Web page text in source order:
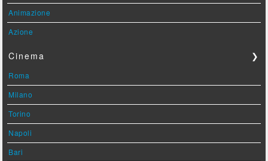
Animazione
Azione
Cinema ❯
Roma
Milano
Torino
Napoli
Bari